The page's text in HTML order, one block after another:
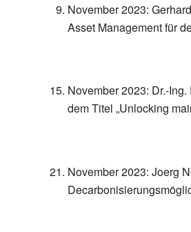
November 2023:
Asset Management für
November 2023: Dr.-
dem Titel „Unlocking
November 2023: Joerg